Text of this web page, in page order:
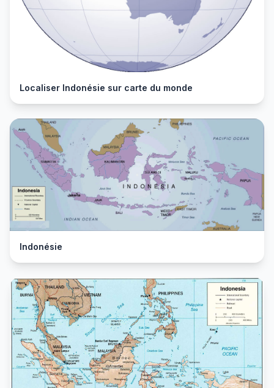
Localiser Indonésie sur carte du monde
Indonésie